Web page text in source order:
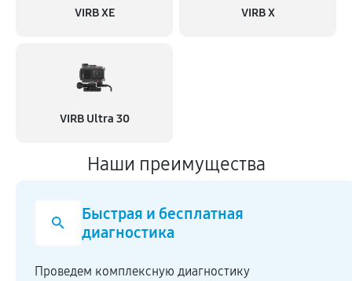
VIRB XE VIRB X
VIRB Ultra 30
Наши преимущества
Быстрая и бесплатная
диагностика
Проведем комплексную диагностику